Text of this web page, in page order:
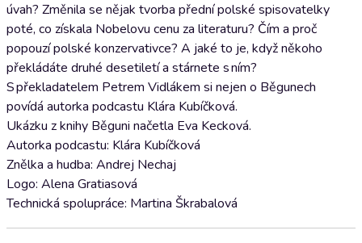
úvah? Změnila se nějak tvorba přední polské spisovatelky
poté, co získala Nobelovu cenu za literaturu? Čím a proč
popouzí polské konzervativce? A jaké to je, když někoho
překládáte druhé desetiletí a stárnete s ním?
S překladatelem Petrem Vidlákem si nejen o Běgunech
povídá autorka podcastu Klára Kubíčková.
Ukázku z knihy Běguni načetla Eva Kecková.
Autorka podcastu: Klára Kubíčková
Znělka a hudba: Andrej Nechaj
Logo: Alena Gratiasová
Technická spolupráce: Martina Škrabalová